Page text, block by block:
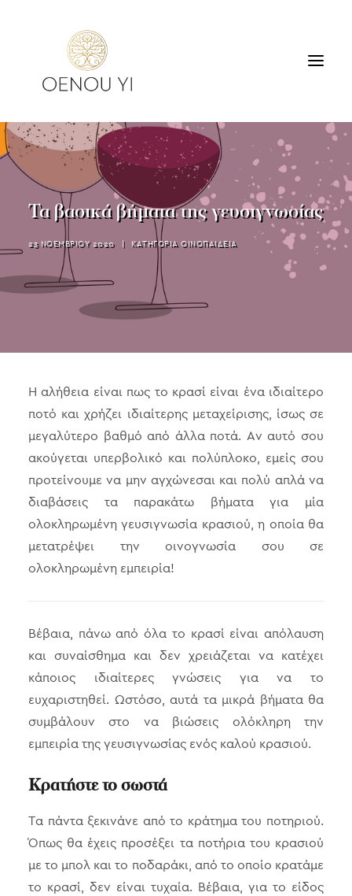
ΟΙΝΟΠΟΙΕΙΟ
ΠΡΟΪΟΝΤΑ
ΠΕΡΙΗΓΗΣΕΙΣ & ΓΕΥΣΙΓΝΩΣΙΑ
ΔΙΑΜΟΝΗ
SEARCH
Τα βασικά βήματα της γευσιγνωσίας
23 ΝΟΕΜΒΡΙΟΥ 2020 | ΚΑΤΗΓΟΡΙΑ ΟΙΝΟΠΑΙΔΕΙΑ
Η αλήθεια είναι πως το κρασί είναι ένα ιδιαίτερο
ποτό και χρήζει ιδιαίτερης μεταχείρισης, ίσως σε
μεγαλύτερο βαθμό από άλλα ποτά. Αν αυτό σου
ακούγεται υπερβολικό και πολύπλοκο, εμείς σου
προτείνουμε να μην αγχώνεσαι και πολύ απλά να
διαβάσεις τα παρακάτω βήματα για μία
ολοκληρωμένη γευσιγνωσία κρασιού, η οποία θα
μετατρέψει την οινογνωσία σου σε
ολοκληρωμένη εμπειρία!
Βέβαια, πάνω από όλα το κρασί είναι απόλαυση
και συναίσθημα και δεν χρειάζεται να κατέχει
κάποιος ιδιαίτερες γνώσεις για να το
ευχαριστηθεί. Ωστόσο, αυτά τα μικρά βήματα θα
συμβάλουν στο να βιώσεις ολόκληρη την
εμπειρία της γευσιγνωσίας ενός καλού κρασιού.
Κρατήστε το σωστά
Τα πάντα ξεκινάνε από το κράτημα του ποτηριού.
Όπως θα έχεις προσέξει τα ποτήρια του κρασιού
με το μπολ και το ποδαράκι, από το οποίο κρατάμε
το κρασί, δεν είναι τυχαία. Βέβαια, για το είδος